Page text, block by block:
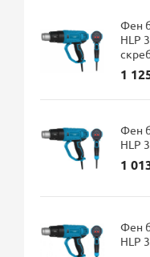
Фен
HLP
1
Фен
HLP
1
Фен
HLP 3